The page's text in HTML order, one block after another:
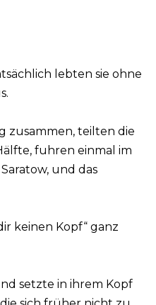
lebten sie ohne
zusammen, teilten die
fuhren einmal im
und das
keinen Kopf“ ganz
setzte in ihrem Kopf